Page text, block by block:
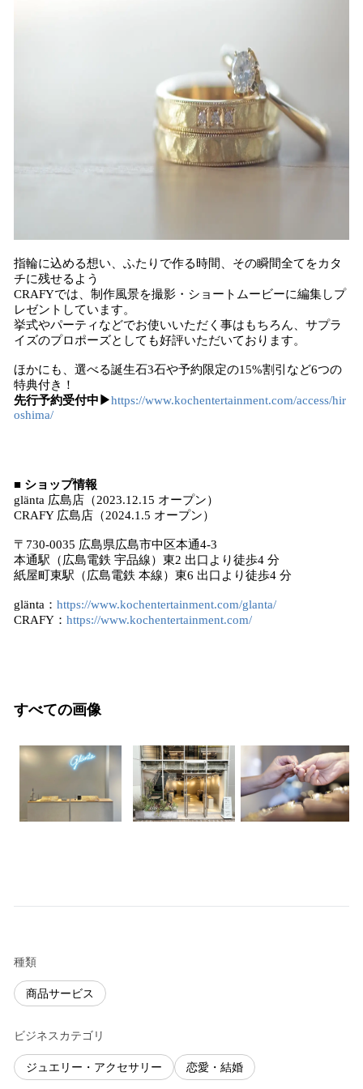
指輪に込める想い、ふたりで作る時間、その瞬間全てをカタ
チに残せるよう
CRAFYでは、制作風景を撮影・ショートムービーに編集しプ
レゼントしています。
挙式やパーティなどでお使いいただく事はもちろん、サプラ
イズのプロポーズとしても好評いただいております。
ほかにも、選べる誕生石3石や予約限定の15%割引など6つの
特典付き！
先行予約受付中▶︎https://www.kochentertainment.com/access/hir
oshima/
■ ショップ情報
glänta 広島店（2023.12.15 オープン）
CRAFY 広島店（2024.1.5 オープン）
〒730-0035 広島県広島市中区本通4-3
本通駅（広島電鉄 宇品線）東2 出口より徒歩4 分
紙屋町東駅（広島電鉄 本線）東6 出口より徒歩4 分
glänta： https://www.kochentertainment.com/glanta/
CRAFY： https://www.kochentertainment.com/
すべての画像
種類
商品サービス
ビジネスカテゴリ
ジュエリー・アクセサリー 恋愛・結婚